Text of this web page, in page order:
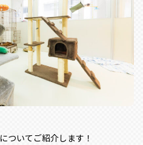
についてご紹介します！